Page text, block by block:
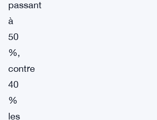
passant
à
50
%,
contre
40
%
les